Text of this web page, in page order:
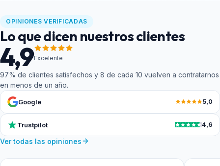
OPINIONES VERIFICADAS
Lo que dicen nuestros clientes
4,9Excelente
97% de clientes satisfechos y 8 de cada 10 vuelven a contratarnos
en menos de un año.
Google 5,0
Trustpilot 4,6
Ver todas las opiniones